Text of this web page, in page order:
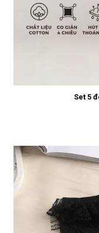
Set 5